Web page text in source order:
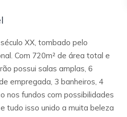
XX, tombado pelo
Com 720m² de área total e
possui salas amplas, 6
empregada, 3 banheiros, 4
nos fundos com possibilidades
tudo isso unido a muita beleza